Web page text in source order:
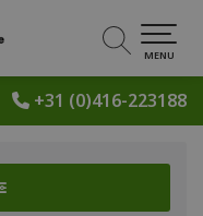
+31 (0)416-223188
MENU